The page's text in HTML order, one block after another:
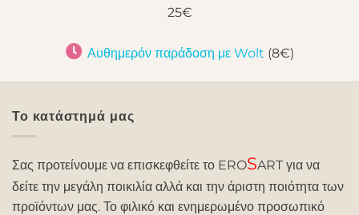
25€
Αυθημερόν παράδοση με Wolt (8€)
Το κατάστημά μας
Σας προτείνουμε να επισκεφθείτε το EROSART για να
δείτε την μεγάλη ποικιλία αλλά και την άριστη ποιότητα των
προϊόντων μας. Το φιλικό και ενημερωμένο προσωπικό